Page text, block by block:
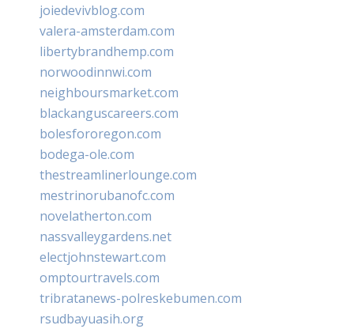
joiedevivblog.com
valera-amsterdam.com
libertybrandhemp.com
norwoodinnwi.com
neighboursmarket.com
blackanguscareers.com
bolesfororegon.com
bodega-ole.com
thestreamlinerlounge.com
mestrinorubanofc.com
novelatherton.com
nassvalleygardens.net
electjohnstewart.com
omptourtravels.com
tribratanews-polreskebumen.com
rsudbayuasih.org